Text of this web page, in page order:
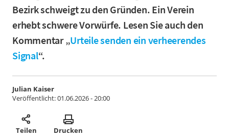
Bezirk schweigt zu den Gründen. Ein Verein
erhebt schwere Vorwürfe. Lesen Sie auch den
Kommentar „Urteile senden ein verheerendes
Signal“.
Julian Kaiser
Veröffentlicht:01.06.2026 - 20:00
Teilen Drucken